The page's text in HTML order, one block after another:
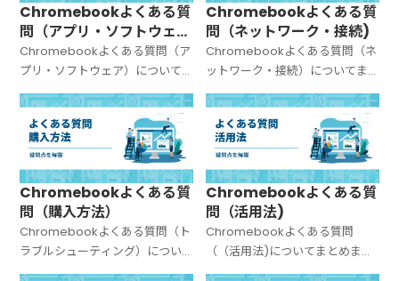
Chromebookよくある質
問（アプリ・ソフトウェ
ア）
Chromebookよくある質問（ア
プリ・ソフトウェア）について
まとめました。
Chromebookよくある質
問（ネットワーク・接続)
Chromebookよくある質問（ネ
ットワーク・接続）についてま
とめました。
Chromebookよくある質
問（購入方法）
Chromebookよくある質問（ト
ラブルシューティング）につい
てまとめました。
Chromebookよくある質
問（活用法)
Chromebookよくある質問
（（活用法)についてまとめまし
た。